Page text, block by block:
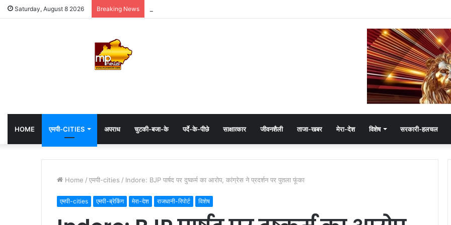
Saturday, August 8 2026 Breaking News
HOME एमपी-CITIES अपराध चुटकी-बजा-के पर्दे-के-पीछे साक्षात्कार जीवनशैली ताजा-खबर मेरा-देश विशेष सरकारी-हलचल
Home / एमपी-cities / Indore: BJP पार्षद पर दुष्कर्म का आरोप, कांग्रेस ने प्रदर्शन पर पुतला फूंका
एमपी-cities एमपी-ब्रेकिंग मेरा-देश राजधानी-रिपोर्ट विशेष